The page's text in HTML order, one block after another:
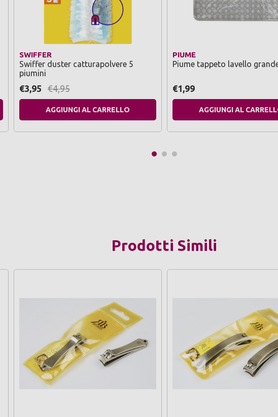
SWIFFER
Swiffer duster catturapolvere 5
piumini
€3,95 €4,95
AGGIUNGI AL CARRELLO
PIUME
Piume tappeto lavello
€1,99
AGGIUNGI AL
Prodotti Simili